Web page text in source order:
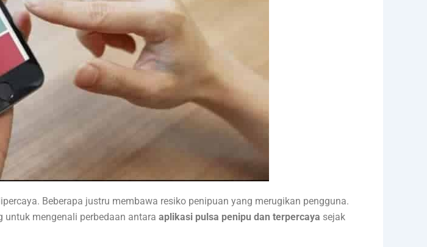
Beberapa justru membawa resiko penipuan yang merugikan pengguna.
mengenali perbedaan antara aplikasi pulsa penipu dan terpercaya sejak